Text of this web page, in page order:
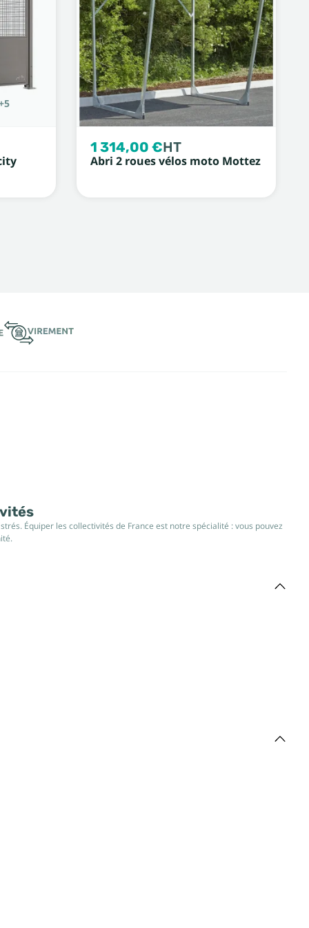
1 314,00 €HT
Abri 2 roues vélos moto Mottez
Équiper les collectivités de France est notre spécialité : vous pouvez